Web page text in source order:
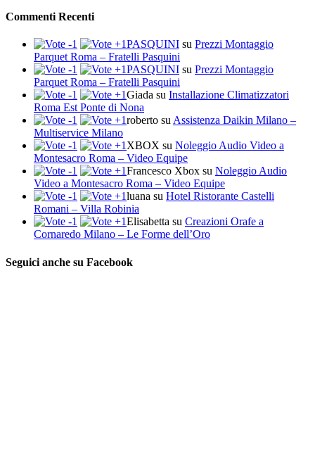
Commenti Recenti
PASQUINI su Prezzi Montaggio
Parquet Roma – Fratelli Pasquini
PASQUINI su Prezzi Montaggio
Parquet Roma – Fratelli Pasquini
Giada su Installazione Climatizzatori
Roma Est Ponte di Nona
roberto su Assistenza Daikin Milano –
Multiservice Milano
XBOX su Noleggio Audio Video a
Montesacro Roma – Video Equipe
Francesco Xbox su Noleggio Audio
Video a Montesacro Roma – Video Equipe
luana su Hotel Ristorante Castelli
Romani – Villa Robinia
Elisabetta su Creazioni Orafe a
Cornaredo Milano – Le Forme dell’Oro
Seguici anche su Facebook